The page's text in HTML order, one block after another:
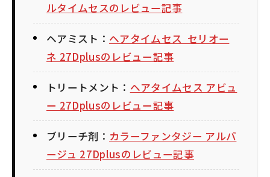
ルタイムセスのレビュー記事
ヘアミスト： ヘアタイムセス セリオー
ネ 27Dplusのレビュー記事
トリートメント： ヘアタイムセス アビュ
ー 27Dplusのレビュー記事
ブリーチ剤： カラーファンタジー アルバ
ージュ 27Dplusのレビュー記事